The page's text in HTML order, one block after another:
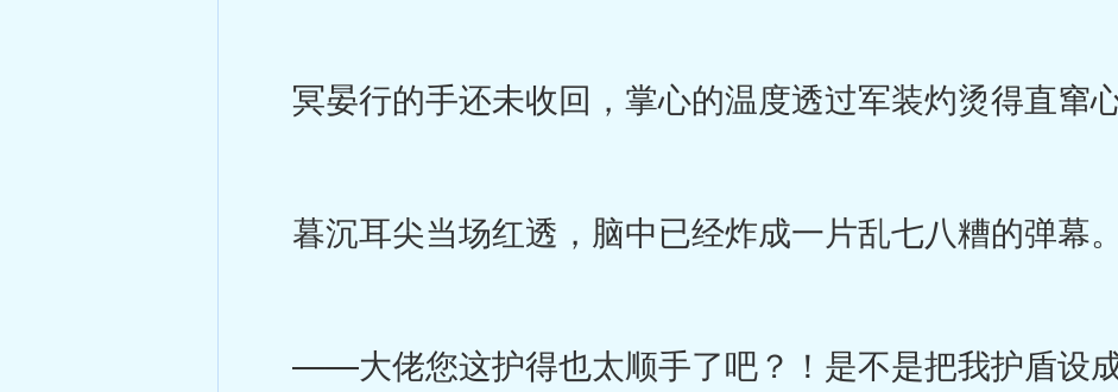
冥晏行的手还未收回，掌心的温度透过军装灼烫得直窜心
暮沉耳尖当场红透，脑中已经炸成一片乱七八糟的弹幕。
——大佬您这护得也太顺手了吧？！是不是把我护盾设